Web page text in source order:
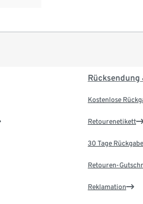
Rücksendung
Kostenlose
Retourenetikett
30 Tage
Retouren-
Reklamation